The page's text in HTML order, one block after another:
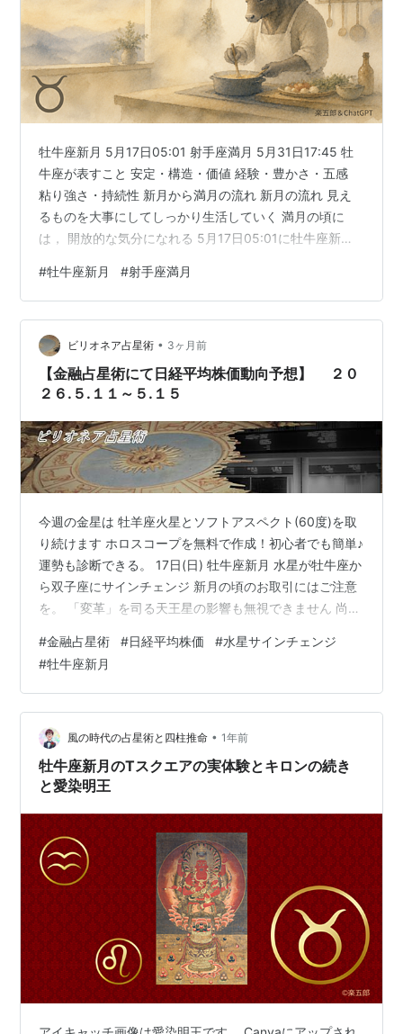
牡牛座新月 5月17日05:01 射手座満月 5月31日17:45 牡
牛座が表すこと 安定・構造・価値 経験・豊かさ・五感
粘り強さ・持続性 新月から満月の流れ 新月の流れ 見え
るものを大事にしてしっかり生活していく 満月の頃に
は， 開放的な気分になれる 5月17日05:01に牡牛座新月
た粘り強さを持つ星座です。 お金の価値なんかもクロー
ズアップされそうなタイミング。 3月はじめからホルム
ズ海峡が封鎖されていますが，この記事を書いているタ
イミングで，原油タンカーが少しずつ通過し始めまし
た。 現地で足止めされている関係者の皆様もどうぞご無
事であ…
#牡牛座新月 #射手座満月
ビリオネア占星術 • 3ヶ月前
【金融占星術にて日経平均株価動向予想】 ２０
２６.５.１１～５.１５
今週の金星は 牡羊座火星とソフトアスペクト(60度)を取
り続けます ホロスコープを無料で作成！初心者でも簡単♪
運勢も診断できる。 17日(日) 牡牛座新月 水星が牡牛座か
ら双子座にサインチェンジ 新月の頃のお取引にはご注意
を。 「変革」を司る天王星の影響も無視できません 尚、
投資は余裕資金で、自己責任でお願いします
#金融占星術 #日経平均株価 #水星サインチェンジ
#牡牛座新月
風の時代の占星術と四柱推命 • 1年前
牡牛座新月のTスクエアの実体験とキロンの続き
と愛染明王